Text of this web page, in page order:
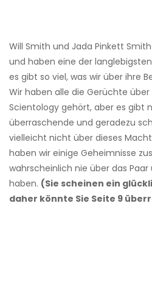
Will Smith und Jada Pinkett
und haben eine der
es gibt so viel, was wir über ihre
Wir haben alle die Gerüchte
Scientology gehört, aber es gibt
überraschende und geradezu
vielleicht nicht über dieses
haben wir einige Geheimnisse
wahrscheinlich nie über das
haben. (Sie scheinen ein
daher könnte Sie Seite 9